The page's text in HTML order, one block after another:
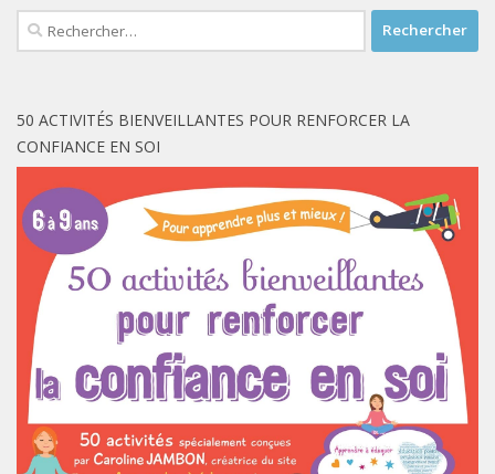
Rechercher :
50 ACTIVITÉS BIENVEILLANTES POUR RENFORCER LA
CONFIANCE EN SOI